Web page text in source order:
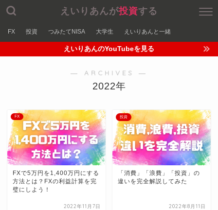
えいりあんが投資する
FX 投資 つみたてNISA 大学生 えいりあんと一緒
えいりあんのYouTubeを見る
― ARCHIVES ―
2022年
FX
FXで5万円を1,400万円にする
方法とは？FXの利益計算を完
璧にしよう！
2022年11月7日
投資
「消費」「浪費」「投資」の
違いを完全解説してみた
2022年8月11日